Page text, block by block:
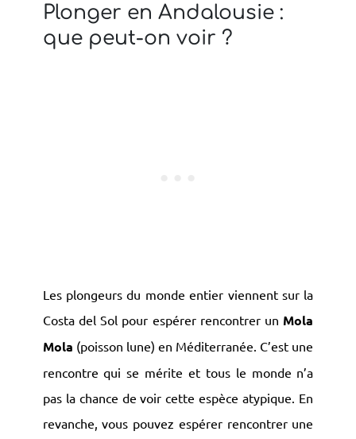
Plonger en Andalousie :
que peut-on voir ?
Les plongeurs du monde entier viennent sur la
Costa del Sol pour espérer rencontrer un Mola
Mola (poisson lune) en Méditerranée. C’est une
rencontre qui se mérite et tous le monde n’a
pas la chance de voir cette espèce atypique. En
revanche, vous pouvez espérer rencontrer une